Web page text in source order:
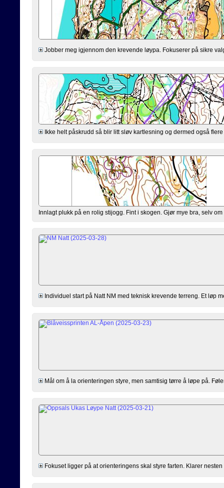
Jobber meg igjennom den krevende løypa. Fokuserer på sikre
Ikke helt påskrudd så blir litt sløv kartlesning og dermed også
Innlagt plukk på en rolig stijogg. Fint i skogen. Gjør mye bra, selv
Individuel start på Natt NM med teknisk krevende terreng. Et løp
Mål om å la orienteringen styre, men samtisig tørre å løpe på.
Fokuset ligger på at orienteringens skal styre farten. Klarer